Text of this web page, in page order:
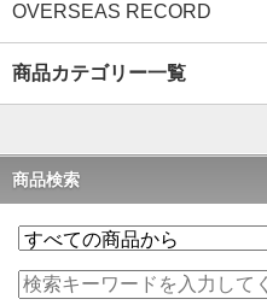
OVERSEAS RECORD
商品カテゴリー一覧
商品検索